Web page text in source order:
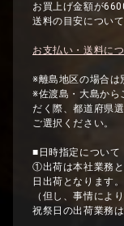
お買上げ金額が
送料の目安につい
お支払い・送料に
※離島地区の場合は
※佐渡島・大島から
だく際、都道府県
ご選択ください。
■日時指定について
①出荷は本社業務
日出荷となります。
（但し、事情によ
祝祭日の出荷業務